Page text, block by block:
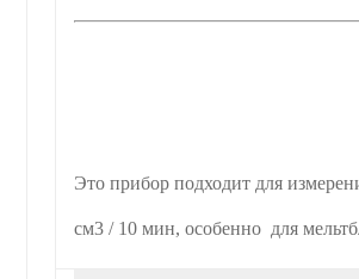
Это прибор подходит для
см3 / 10 мин, особенно для